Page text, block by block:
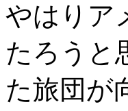
やはりア
たろうと
た旅団が